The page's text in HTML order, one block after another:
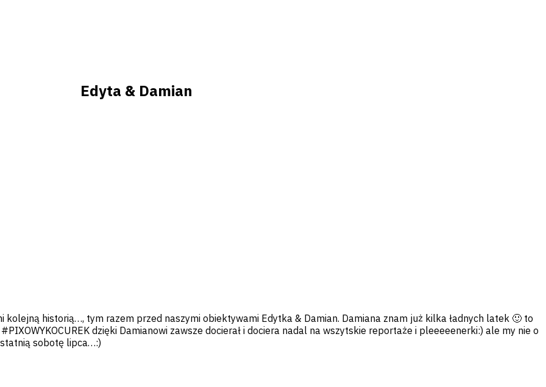
Edyta & Damian
historią…, tym razem przed naszymi obiektywami Edytka & Damian. Damiana znam już kilka ładnych latek 🙂 to
dzięki Damianowi zawsze docierał i dociera nadal na wszytskie reportaże i pleeeeenerki:) ale my nie o
sobotę lipca…:)